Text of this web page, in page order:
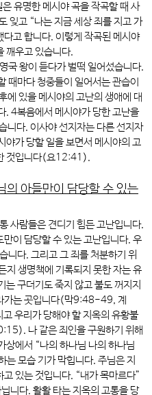
유명한 메시야 곡을 작곡할 때 사
잊고 “나는 지금 세상 죄를 지고 가
고 합니다. 이렇게 작곡된 메시야
깨우고 있습니다.
국 왕이 듣다가 벌떡 일어섰습니다.
때마다 청중들이 일어서는 관습이
있을 메시야의 고난의 생애에 대
. 4복음에서 메시야가 당한 고난을
니다. 이사야 선지자는 다른 선지자
야가 당할 일을 보면서 메시야의 고
것입니다(요12:41).
의 아들만이 담당할 수 있는
사람들은 견디기 힘든 고난입니다.
이 담당할 수 있는 고난입니다. 우
니다. 그리고 그 죄를 처분하기 위
지 생명책에 기록되지 못한 자는 유
구더기도 죽지 않고 불도 꺼지지
가는 곳입니다(막9:48-49, 계
우리가 당해야 할 지옥의 유황불
나 같은 죄인을 구원하기 위해
상에서 “나의 하나님 나의 하나님
는 모습 기가 막힙니다. 주님은 지
있는 것입니다. “내가 목마르다”
니다. 활활 타는 지옥의 고통을 당